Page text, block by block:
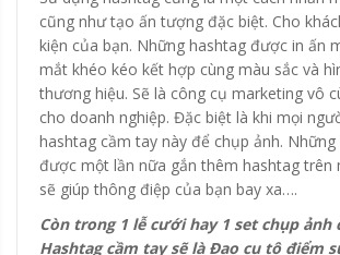
cũng như tạo ấn tượng đặc biệt. Cho
kiện của bạn. Những hashtag được in ấn
mắt khéo kéo kết hợp cùng màu sắc và
thương hiệu. Sẽ là công cụ marketing vô
cho doanh nghiệp. Đặc biệt là khi mọi
hashtag cầm tay này để chụp ảnh. Những
được một lần nữa gắn thêm hashtag trên
sẽ giúp thông điệp của bạn bay xa….
Còn trong 1 lễ cưới hay 1 set chụp
Hashtag cầm tay sẽ là Đạo cụ tô điểm